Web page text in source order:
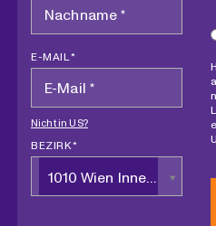
E-MAIL *
Nicht inUS?
BEZIRK *
1010 Wien Innere Stadt